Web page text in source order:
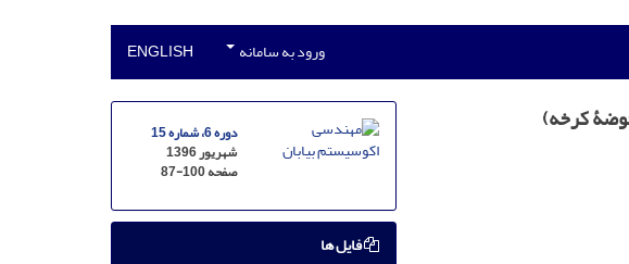
ورود به سامانه ENGLISH
دوره 6، شماره 15
شهریور 1396
صفحه87-100
فایل ها